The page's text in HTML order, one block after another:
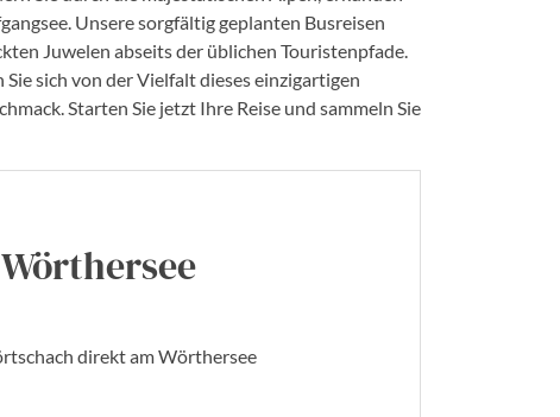
Unsere sorgfältig geplanten Busreisen
Juwelen abseits der üblichen Touristenpfade.
sich von der Vielfalt dieses einzigartigen
Starten Sie jetzt Ihre Reise und sammeln Sie
direkt am Wörthersee